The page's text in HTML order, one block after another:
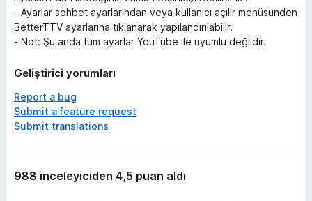
- Ayarlar sohbet ayarlarından veya kullanıcı açılır menüsünden
BetterTTV ayarlarına tıklanarak yapılandırılabilir.
- Not: Şu anda tüm ayarlar YouTube ile uyumlu değildir.
Geliştirici yorumları
Report a bug
Submit a feature request
Submit translations
988 inceleyiciden 4,5 puan aldı